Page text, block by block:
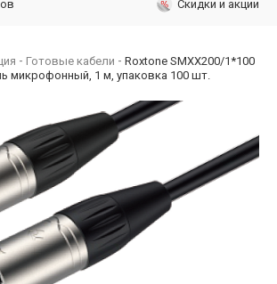
Скидки и акции
Готовые кабели
Roxtone SMXX200/1*100
микрофонный, 1 м, упаковка 100 шт.